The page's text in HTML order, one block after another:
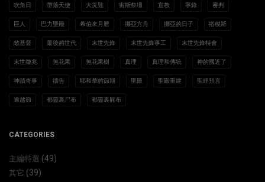
吹角日 墮落天使 大災難 宙斯祭壇 宣教 寧錄 審判
巨人 巴力聖殿 希伯來月曆 挪亞方舟 挪亞的日子 搭模斯
敵基督 最後的世代 末世先鋒 末世先鋒事工 末世先鋒特會
末世徵兆 無花果 無花果樹 真理 真理和傳統 神的國近了
神蹟奇事 禱告 耶和華的節期 聖殿 聖殿重建 聖經預言
逾越節 都靈裹尸布 都靈裹屍布
CATEGORIES
主編特選 (49)
其它 (39)